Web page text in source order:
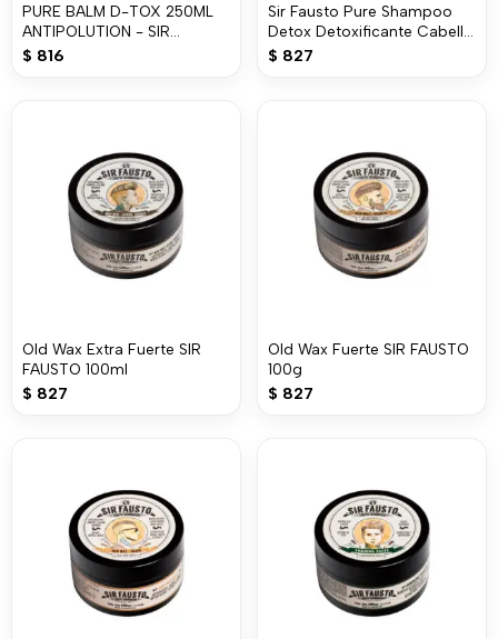
PURE BALM D-TOX 250ML
ANTIPOLUTION - SIR
FAUSTO
$ 816
Sir Fausto Pure Shampoo
Detox Detoxificante Cabello
X 250ml
$ 827
Old Wax Extra Fuerte SIR
FAUSTO 100ml
$ 827
Old Wax Fuerte SIR FAUSTO
100g
$ 827